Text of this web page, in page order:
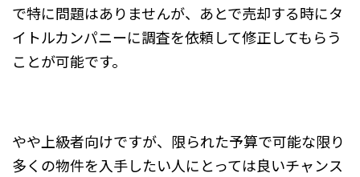
で特に問題はありませんが、あとで売却する時にタ
イトルカンパニーに調査を依頼して修正してもらう
ことが可能です。
やや上級者向けですが、限られた予算で可能な限り
多くの物件を入手したい人にとっては良いチャンス